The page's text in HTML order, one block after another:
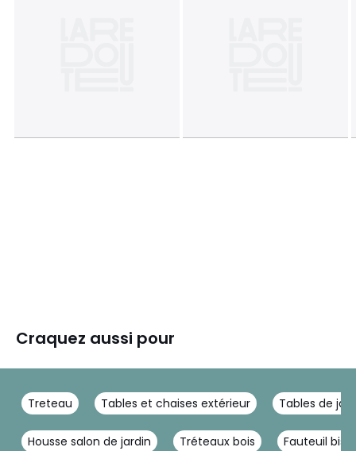
Craquez aussi pour
Treteau Tables et chaises extérieur Tables de
Housse salon de jardin Tréteaux bois Fauteuil